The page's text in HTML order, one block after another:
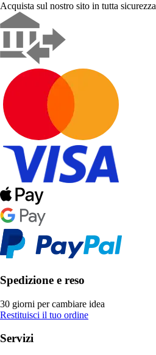
Acquista sul nostro sito in tutta sicurezza
Spedizione e reso
30 giorni per cambiare idea
Restituisci il tuo ordine
Servizi